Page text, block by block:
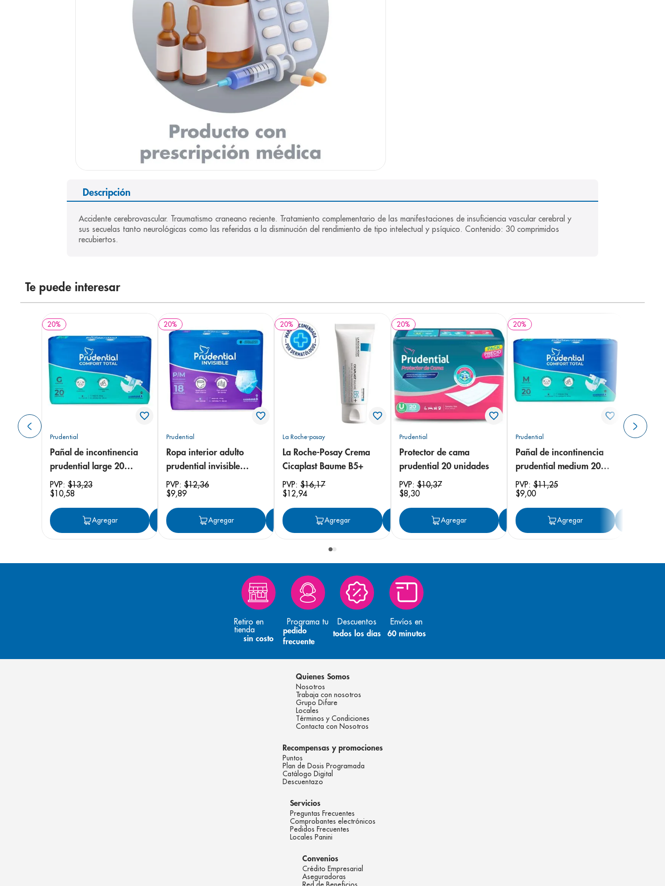
Descripción
Accidente cerebrovascular. Traumatismo craneano reciente. Tratamiento complementario de las manifestaciones de insuficiencia vascular cerebral y
sus secuelas tanto neurológicas como las referidas a la disminución del rendimiento de tipo intelectual y psíquico. Contenido: 30 comprimidos
recubiertos.
Te puede interesar
20%
Prudential
Pañal de incontinencia
prudential large 20
unidades
PVP: $13,23
$10,58
Agregar Agregar
20%
Prudential
Ropa interior adulto
prudential invisible
small/medium 18
unidades
PVP:$12,36
$9,89
Agregar Agregar
20%
La Roche-posay
La Roche-Posay Crema
Cicaplast Baume B5+
PVP:$16,17
$12,94
Agregar Agregar
20%
Prudential
Protector de cama
prudential 20 unidades
PVP:$10,37
$8,30
Agregar Agregar
20%
Prudential
Pañal de incontinencia
prudential medium 20
unidades
PVP:$11,25
$9,00
Agregar
Retiro en
tienda
sin costo
Programa tu
pedido
frecuente
Descuentos
todos los días
Envíos en
60 minutos
Quienes Somos
Nosotros
Trabaja con nosotros
Grupo Difare
Locales
Términos y Condiciones
Contacta con Nosotros
Recompensas y promociones
Puntos
Plan de Dosis Programada
Catálogo Digital
Descuentazo
Servicios
Preguntas Frecuentes
Comprobantes electrónicos
Pedidos Frecuentes
Locales Panini
Convenios
Crédito Empresarial
Aseguradoras
panolini
prueba embarazo